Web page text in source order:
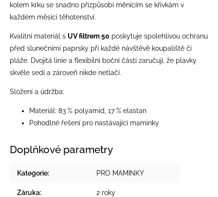
kolem krku se snadno přizpůsobí měnícím se křivkám v
každém měsíci těhotenství.
Kvalitní materiál s UV filtrem 50 poskytuje spolehlivou ochranu
před slunečními paprsky při každé návštěvě koupaliště či
pláže. Dvojitá linie a flexibilní boční části zaručují, že plavky
skvěle sedí a zároveň nikde netlačí.
Složení a údržba:
Materiál: 83 % polyamid, 17 % elastan
Pohodlné řešení pro nastávající maminky
Doplňkové parametry
Kategorie: PRO MAMINKY
Záruka: 2 roky